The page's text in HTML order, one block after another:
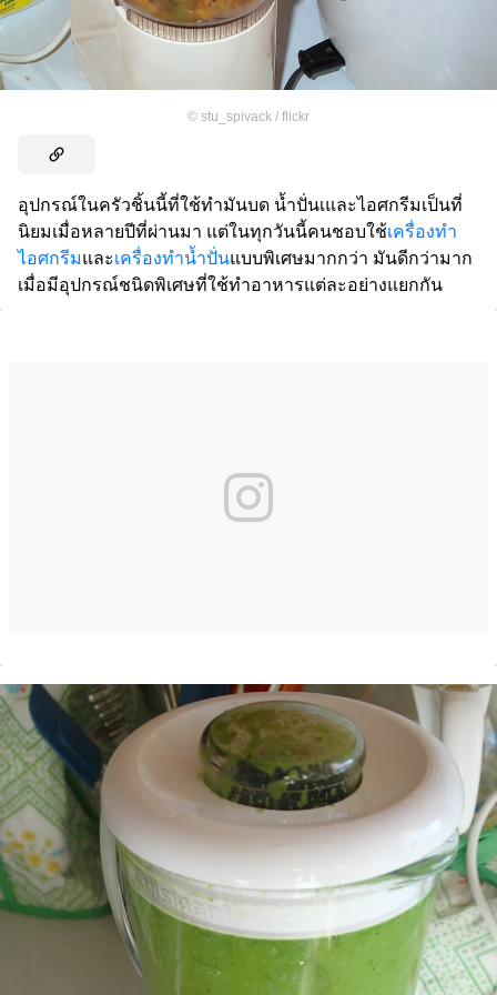
© stu_spivack / flickr
อุปกรณ์ในครัวชิ้นนี้ที่ใช้ทำมันบด น้ำปั่นเและไอศกรีมเป็นที่
นิยมเมื่อหลายปีที่ผ่านมา แต่ในทุกวันนี้คนชอบใช้เครื่องทำ
ไอศกรีมและเครื่องทำน้ำปั่นแบบพิเศษมากกว่า มันดีกว่ามาก
เมื่อมีอุปกรณ์ชนิดพิเศษที่ใช้ทำอาหารแต่ละอย่างแยกกัน